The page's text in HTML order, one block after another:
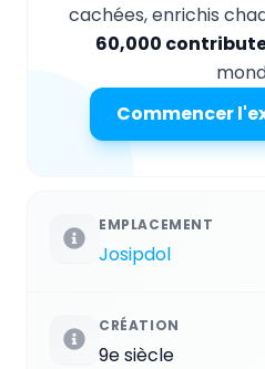
cachées, enrichis
60,000
Commencer
EMPLACEMENT
Josipdol
CRÉATION
9e siècle